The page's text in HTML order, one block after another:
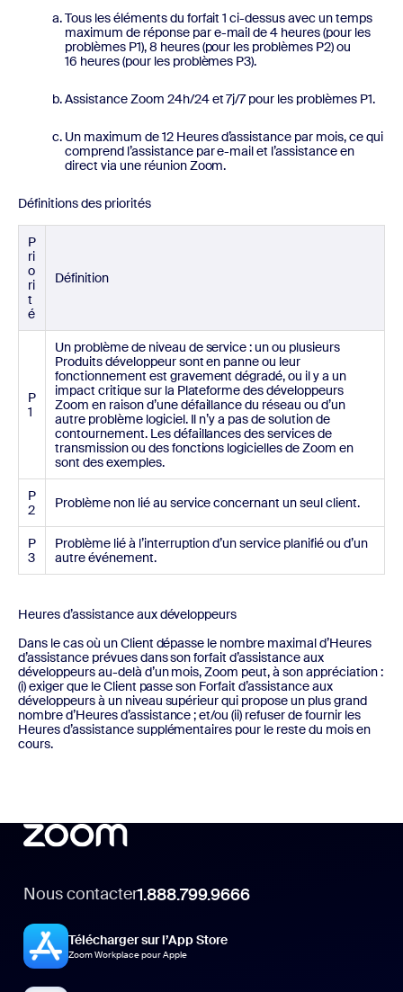
Tous les éléments du forfait 1 ci-dessus avec un temps
maximum de réponse par e-mail de 4 heures (pour les
problèmes P1), 8 heures (pour les problèmes P2) ou
16 heures (pour les problèmes P3).
Assistance Zoom 24h/24 et 7j/7 pour les problèmes P1.
Un maximum de 12 Heures d’assistance par mois, ce qui
comprend l’assistance par e-mail et l’assistance en
direct via une réunion Zoom.
Définitions des priorités
P
ri
o
ri
t
é
Définition
P
1
Un problème de niveau de service : un ou plusieurs
Produits développeur sont en panne ou leur
fonctionnement est gravement dégradé, ou il y a un
impact critique sur la Plateforme des développeurs
Zoom en raison d’une défaillance du réseau ou d’un
autre problème logiciel. Il n’y a pas de solution de
contournement. Les défaillances des services de
transmission ou des fonctions logicielles de Zoom en
sont des exemples.
P
2
Problème non lié au service concernant un seul client.
P
3
Problème lié à l’interruption d’un service planifié ou d’un
autre événement.
Heures d’assistance aux développeurs
Dans le cas où un Client dépasse le nombre maximal d’Heures
d’assistance prévues dans son forfait d’assistance aux
développeurs au-delà d’un mois, Zoom peut, à son appréciation :
(i) exiger que le Client passe son Forfait d’assistance aux
développeurs à un niveau supérieur qui propose un plus grand
nombre d’Heures d’assistance ; et/ou (ii) refuser de fournir les
Heures d’assistance supplémentaires pour le reste du mois en
cours.
Nous contacter1.888.799.9666
Télécharger sur l’App Store
Zoom Workplace pour Apple